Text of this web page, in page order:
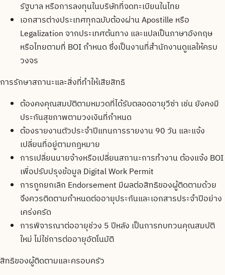
รัฐบาล หรือการลงทุนในบริษัทที่จดทะเบียนในไทย
เอกสารต่างประเทศทุกฉบับต้องผ่าน Apostille หรือ
Legalization จากประเทศต้นทาง และแปลเป็นภาษาอังกฤษ
หรือไทยตามที่ BOI กำหนด ซึ่งเป็นงานที่สำนักงานดูแลให้ครบ
วงจร
การรักษาสถานะและสิ่งที่ทำให้เสียสิทธิ
ต้องคงคุณสมบัติตามหมวดที่ได้รับตลอดอายุวีซ่า เช่น ยังคงมี
ประกันสุขภาพตามวงเงินที่กำหนด
ต้องรายงานตัวประจำปีแทนการรายงาน 90 วัน และแจ้ง
เปลี่ยนที่อยู่ตามกฎหมาย
การเปลี่ยนนายจ้างหรือเปลี่ยนสถานะการทำงาน ต้องแจ้ง BOI
เพื่อปรับปรุงข้อมูล Digital Work Permit
การถูกยกเลิก Endorsement มีผลต่อสิทธิของผู้ติดตามด้วย
จึงควรติดตามกำหนดต่ออายุประกันและเอกสารประจำปีอย่าง
เคร่งครัด
การพิจารณาต่ออายุช่วง 5 ปีหลัง เป็นการทบทวนคุณสมบัติ
ใหม่ ไม่ใช่การต่ออายุอัตโนมัติ
สิทธิของผู้ติดตามและครอบครัว